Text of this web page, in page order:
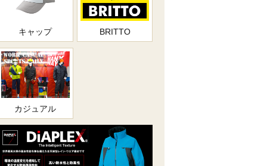
キャップ BRITTO
カジュアル